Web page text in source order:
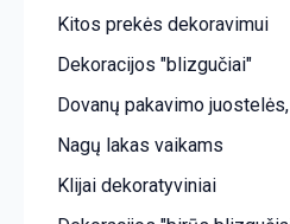
Kitos prekės dekoravimui
Dekoracijos "blizgučiai"
Dovanų pakavimo
Nagų lakas vaikams
Klijai dekoratyviniai